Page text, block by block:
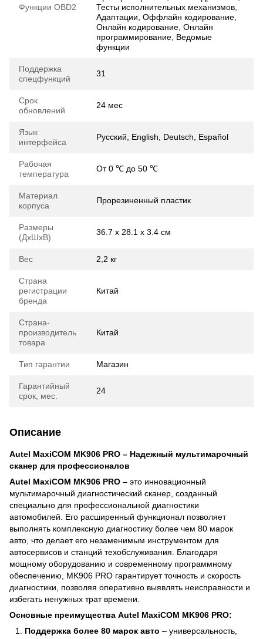
Функции OBD2
Тесты исполнительных механизмов,
Адаптации, Оффлайн кодирование,
Онлайн кодирование, Онлайн
программирование, Ведомые
функции
Поддержка
спецфункций
31
Срок
обновлений
24 мес
Язык
интерфейса
Русский, English, Deutsch, Español
Рабочая
температура
От 0 ℃ до 50 ℃
Материал
корпуса
Прорезиненный пластик
Размеры
(ДхШхВ)
36.7 х 28.1 х 3.4 см
Вес 2,2 кг
Страна
регистрации
бренда
Китай
Страна-
производитель
товара
Китай
Тип гарантии Магазин
Гарантийный
срок, мес.
24
Описание
Autel MaxiCOM MK906 PRO – Надежный мультимарочный
сканер для профессионалов
Autel MaxiCOM MK906 PRO – это инновационный
мультимарочный диагностический сканер, созданный
специально для профессиональной диагностики
автомобилей. Его расширенный функционал позволяет
выполнять комплексную диагностику более чем 80 марок
авто, что делает его незаменимым инструментом для
автосервисов и станций техобслуживания. Благодаря
мощному оборудованию и современному программному
обеспечению, MK906 PRO гарантирует точность и скорость
диагностики, позволяя оперативно выявлять неисправности и
избегать ненужных трат времени.
Основные преимущества Autel MaxiCOM MK906 PRO:
Поддержка более 80 марок авто – универсальность,